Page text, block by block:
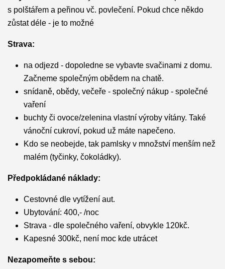
s polštářem a peřinou vč. povlečení. Pokud chce někdo
zůstat déle - je to možné
Strava:
na odjezd - dopoledne se vybavte svačinami z domu.
Začneme společným obědem na chatě.
snídaně, obědy, večeře - společný nákup - společné
vaření
buchty či ovoce/zelenina vlastní výroby vítány. Také
vánoční cukroví, pokud už máte napečeno.
Kdo se neobejde, tak pamlsky v množství menším než
malém (tyčinky, čokoládky).
Předpokládané náklady:
Cestovné dle vytížení aut.
Ubytování: 400,- /noc
Strava - dle společného vaření, obvykle 120kč.
Kapesné 300kč, není moc kde utrácet
Nezapomeňte s sebou: